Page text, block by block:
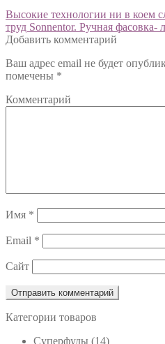
Навигация
по
Предыдущий:
Высокие технологии ни в коем
труд Sonnentor. Ручная
Добавить комментарий
Ваш адрес email не будет
помечены *
Комментарий
Имя *
Email *
Сайт
Категории товаров
Cуперфуды (14)